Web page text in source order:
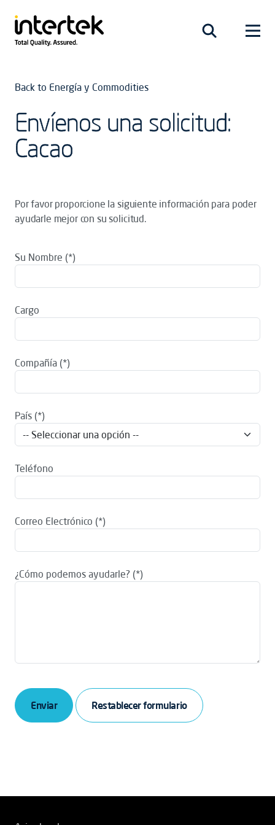
Back to Energía y Commodities
Envíenos una solicitud:
Cacao
Por favor proporcione la siguiente información para poder
ayudarle mejor con su solicitud.
Su Nombre
Cargo
Compañía
País
Teléfono
Correo Electrónico
¿Cómo podemos ayudarle?
Enviar